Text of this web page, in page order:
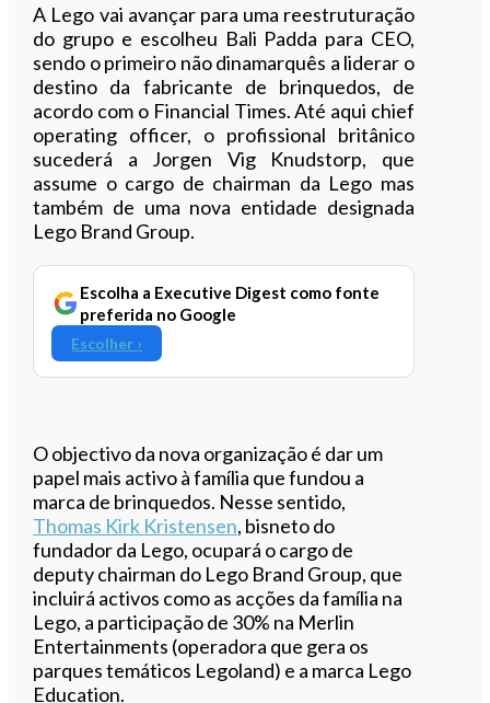
A Lego vai avançar para uma reestruturação
do grupo e escolheu Bali Padda para CEO,
sendo o primeiro não dinamarquês a liderar o
destino da fabricante de brinquedos, de
acordo com o Financial Times. Até aqui chief
operating officer, o profissional britânico
sucederá a Jorgen Vig Knudstorp, que
assume o cargo de chairman da Lego mas
também de uma nova entidade designada
Lego Brand Group.
Escolha a Executive Digest como fonte
preferida no Google
Escolher ›
O objectivo da nova organização é dar um
papel mais activo à família que fundou a
marca de brinquedos. Nesse sentido,
Thomas Kirk Kristensen, bisneto do
fundador da Lego, ocupará o cargo de
deputy chairman do Lego Brand Group, que
incluirá activos como as acções da família na
Lego, a participação de 30% na Merlin
Entertainments (operadora que gera os
parques temáticos Legoland) e a marca Lego
Education.